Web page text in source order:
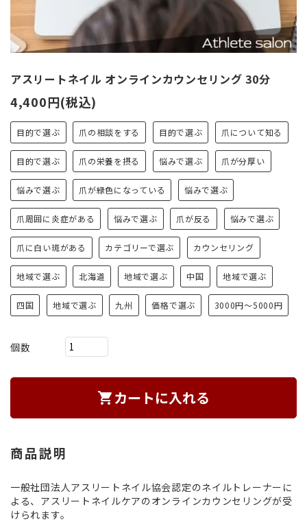
アスリートネイル オンラインカウンセリング 30分
4,400円(税込)
目的で選ぶ 爪の相談をする 目的で選ぶ 爪について知る
目的で選ぶ 爪の栄養を摂る 悩みで選ぶ 爪が分厚い
悩みで選ぶ 爪が緑色になっている 悩みで選ぶ
爪周囲に炎症がある 悩みで選ぶ 爪が反る 悩みで選ぶ
爪に白い斑がある カテゴリーで選ぶ カウンセリング
地域で選ぶ 北海道 地域で選ぶ 中国 地域で選ぶ
四国 地域で選ぶ 九州 価格で選ぶ 3000円～5000円
個数
shopping_cart カートに入れる
商品説明
一般社団法人アスリートネイル協会認定のネイルトレーナーに
よる、アスリートネイルケアのオンラインカウンセリングが受
けられます。